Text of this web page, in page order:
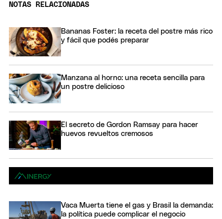
NOTAS RELACIONADAS
Bananas Foster: la receta del postre más rico
y fácil que podés preparar
Manzana al horno: una receta sencilla para
un postre delicioso
El secreto de Gordon Ramsay para hacer
huevos revueltos cremosos
Vaca Muerta tiene el gas y Brasil la demanda:
la política puede complicar el negocio